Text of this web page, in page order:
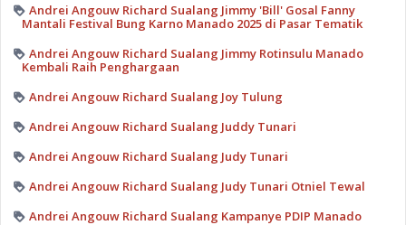
Andrei Angouw Richard Sualang Jimmy 'Bill' Gosal Fanny
Mantali Festival Bung Karno Manado 2025 di Pasar Tematik
Andrei Angouw Richard Sualang Jimmy Rotinsulu Manado
Kembali Raih Penghargaan
Andrei Angouw Richard Sualang Joy Tulung
Andrei Angouw Richard Sualang Juddy Tunari
Andrei Angouw Richard Sualang Judy Tunari
Andrei Angouw Richard Sualang Judy Tunari Otniel Tewal
Andrei Angouw Richard Sualang Kampanye PDIP Manado